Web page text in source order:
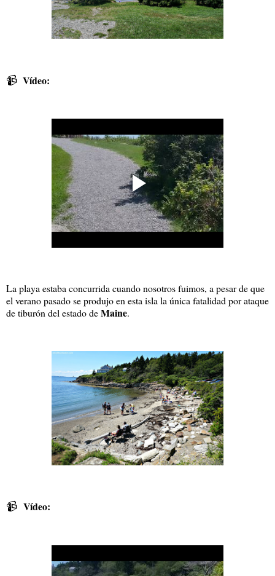
📹 Vídeo:
La playa estaba concurrida cuando nosotros fuimos, a pesar de que
el verano pasado se produjo en esta isla la única fatalidad por ataque
de tiburón del estado deMaine.
📹 Vídeo: